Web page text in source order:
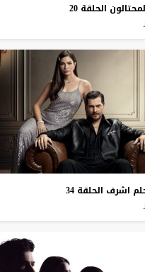
الحلقة 20
اشرف الحلقة 34